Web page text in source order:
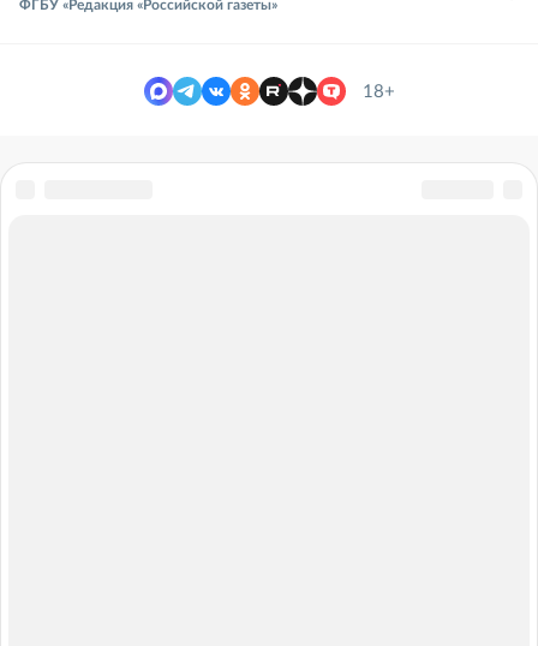
ФГБУ «Редакция «Российской газеты»
18+